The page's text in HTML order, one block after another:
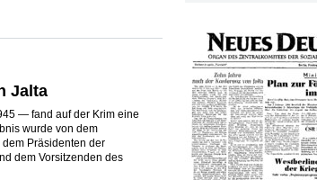
Jalta
— fand auf der Krim eine
wurde von dem
Präsidenten der
dem Vorsitzenden des